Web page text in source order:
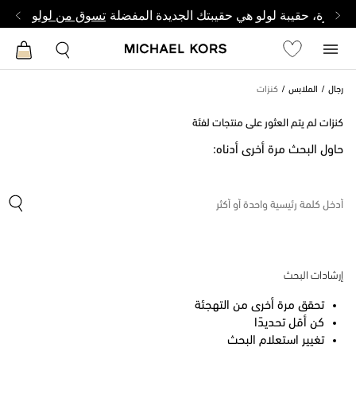
وصغيرة، حقيبة لولو هي حقيبتك الجديدة المفضلة تسوق من لولو
رجال الملابس كنزات
كنزات لم يتم العثور على منتجات لفئة
حاول البحث مرة أخرى أدناه:
إرشادات البحث
تحقق مرة أخرى من التهجئة
كن أقل تحديدًا
تغيير استعلام البحث